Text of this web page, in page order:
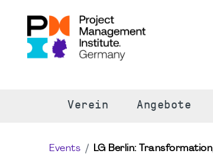
Verein Angebote
Events LG Berlin: